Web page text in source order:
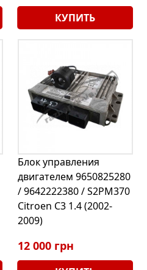
КУПИТЬ
Блок управления
двигателем 9650825280
/ 9642222380 / S2PM370
Citroen C3 1.4 (2002-
2009)
12 000 грн